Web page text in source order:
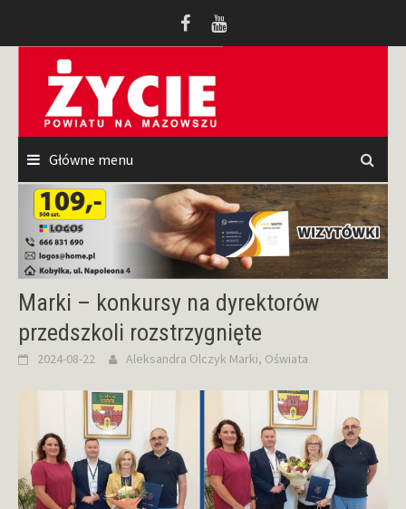
Główne menu
Marki – konkursy na dyrektorów
przedszkoli rozstrzygnięte
2024-08-22 Aleksandra Olczyk Marki, Oświata